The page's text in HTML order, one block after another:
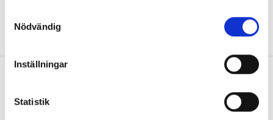
Den ena typen sparar en fil permanent på din dator,
dessa används för att exempelvis kunna mäta hur du
som besökare rör dig på hemsidan. Detta enbart för att
kunna erbjuda besökaren bättre tjänster och service.
funktioner för detta. Informationen som sparas på din
dator är endast ett unikt nummer utan någon koppling till
Nödvändig
Inställningar
Statistik
Visa